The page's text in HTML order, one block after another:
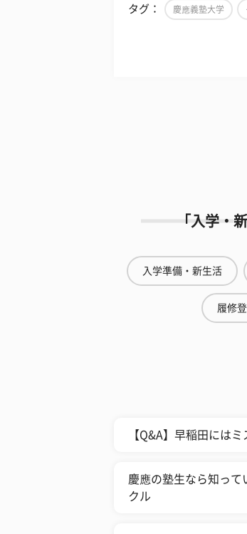
タグ： 慶應義塾大学
「入学・
入学準備・新生活
履修
【Q&A】早稲田には
慶應の塾生なら知って
クル